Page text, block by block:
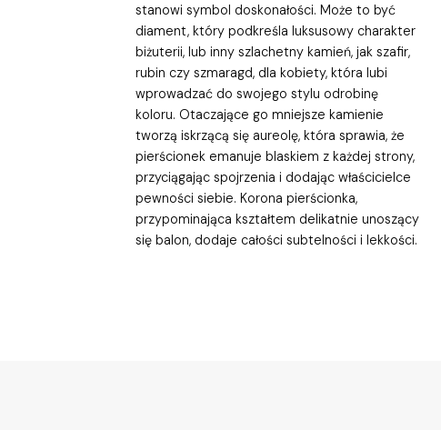
stanowi symbol doskonałości. Może to być
diament, który podkreśla luksusowy charakter
biżuterii, lub inny szlachetny kamień, jak szafir,
rubin czy szmaragd, dla kobiety, która lubi
wprowadzać do swojego stylu odrobinę
koloru. Otaczające go mniejsze kamienie
tworzą iskrzącą się aureolę, która sprawia, że
pierścionek emanuje blaskiem z każdej strony,
przyciągając spojrzenia i dodając właścicielce
pewności siebie. Korona pierścionka,
przypominająca kształtem delikatnie unoszący
się balon, dodaje całości subtelności i lekkości.